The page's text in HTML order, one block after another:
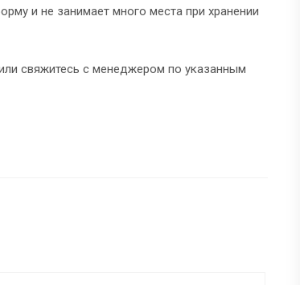
и не занимает много места при хранении
свяжитесь с менеджером по указанным